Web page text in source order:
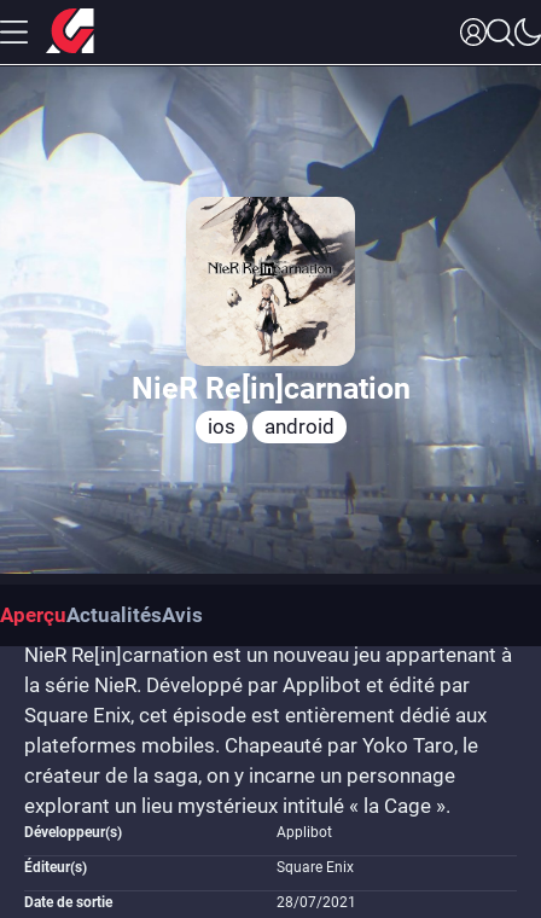
NieR Re[in]carnation
ios android
AperçuActualitésAvis
NieR Re[in]carnation est un nouveau jeu appartenant à
la série NieR. Développé par Applibot et édité par
Square Enix, cet épisode est entièrement dédié aux
plateformes mobiles. Chapeauté par Yoko Taro, le
créateur de la saga, on y incarne un personnage
explorant un lieu mystérieux intitulé « la Cage ».
Développeur(s) Applibot
Éditeur(s) Square Enix
Date de sortie 28/07/2021